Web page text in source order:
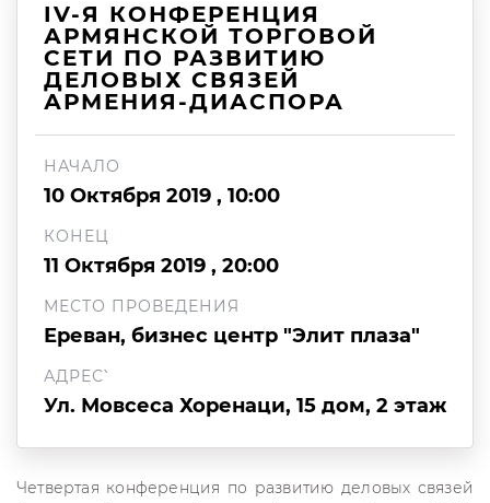
IV-Я КОНФЕРЕНЦИЯ
АРМЯНСКОЙ ТОРГОВОЙ
СЕТИ ПО РАЗВИТИЮ
ДЕЛОВЫХ СВЯЗЕЙ
АРМЕНИЯ-ДИАСПОРА
НАЧАЛО
10 Октября 2019 , 10:00
КОНЕЦ
11 Октября 2019 , 20:00
МЕСТО ПРОВЕДЕНИЯ
Ереван, бизнес центр "Элит плаза"
АДРЕС՝
Ул. Мовсеса Хоренаци, 15 дом, 2 этаж
Четвертая конференция по развитию деловых связей